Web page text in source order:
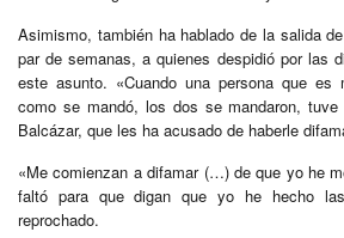
Asimismo, también ha hablado de la salida
par de semanas, a quienes despidió por las
este asunto. «Cuando una persona que
como se mandó, los dos se mandaron,
Balcázar, que les ha acusado de haberle
«Me comienzan a difamar (…) de que yo he
faltó para que digan que yo he hecho
reprochado.